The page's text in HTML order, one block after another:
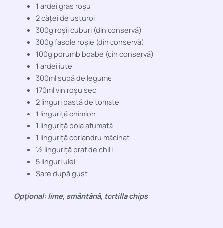
1 ardei gras roșu
2 căței de usturoi
300g roșii cuburi (din conservă)
300g fasole roșie (din conservă)
100g porumb boabe (din conservă)
1 ardei iute
300ml supă de legume
170ml vin roșu sec
2 linguri pastă de tomate
1 linguriță chimion
1 linguriță boia afumată
1 linguriță coriandru măcinat
½ linguriță praf de chilli
5 linguri ulei
Sare după gust
Opțional: lime, smântână, tortilla chips